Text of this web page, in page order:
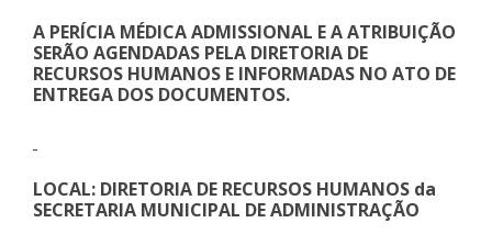
A PERÍCIA MÉDICA ADMISSIONAL E A ATRIBUIÇÃO
SERÃO AGENDADAS PELA DIRETORIA DE
RECURSOS HUMANOS E INFORMADAS NO ATO DE
ENTREGA DOS DOCUMENTOS.
LOCAL: DIRETORIA DE RECURSOS HUMANOS da
SECRETARIA MUNICIPAL DE ADMINISTRAÇÃO